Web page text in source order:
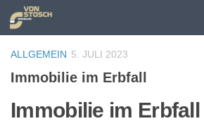
Zum Inhalt springen
ALLGEMEIN 5. JULI 2023
Immobilie im Erbfall
Immobilie im Erbfall